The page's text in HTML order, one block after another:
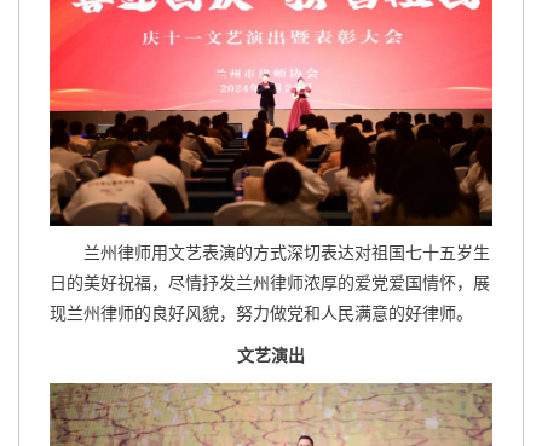
兰州律师用文艺表演的方式深切表达对祖国七十五岁生
日的美好祝福，尽情抒发兰州律师浓厚的爱党爱国情怀，展
现兰州律师的良好风貌，努力做党和人民满意的好律师。
文艺演出